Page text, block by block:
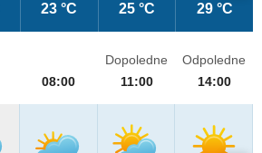
23 °C 25 °C 29 °C
08:00
Dopoledne
11:00
Odpoledne
14:00